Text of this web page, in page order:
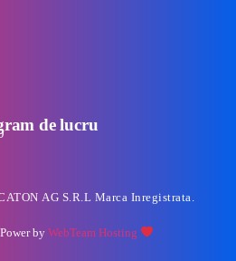
de lucru
AG S.R.L Marca Inregistrata.
by WebTeam Hosting